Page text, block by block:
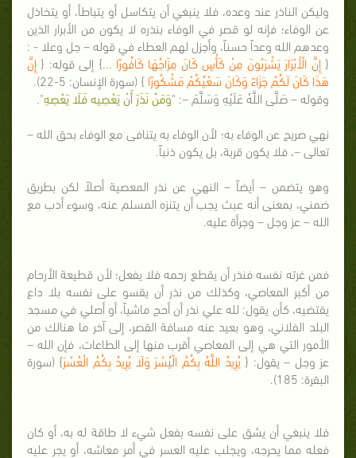
وليكن الناذر عند وعده، فلا ينبغي أن يتكاسل أو يتباطأ، أو يتخاذل
عن الوفاء؛ فإنه لو قصر في الوفاء بنذره لا يكون من الأبرار الذين
وعدهم الله وعداً حسناً، وأجزل لهم العطاء في قوله – جل وعلا - :
{إِنَّ الْأَبْرَارَ يَشْرَبُونَ مِنْ كَأْسٍ كَانَ مِزَاجُهَا كَافُورًا ...} إلى قوله: { إِنَّ
هَذَا كَانَ لَكُمْ جَزَاءً وَكَانَ سَعْيُكُمْ مَشْكُورًا } (سورة الإنسان: 5-22).
وقوله – صَلَّى اللَّهُ عَلَيْهِ وَسَلَّمَ –: "وَمَنْ نَذَرَ أَنْ يَعْصِيه فَلَا يَعْصِهِ".
نهي صريح عن الوفاء به؛ لأن الوفاء به يتنافى مع الوفاء بحق الله –
تعالى –، فلا يكون قربة، بل يكون ذنباً.
وهو يتضمن – أيضاً – النهي عن نذر المعصية أصلاً لكن بطريق
ضمني، بمعنى أنه عبث يجب أن يتنزه المسلم عنه، وسوء أدب مع
الله – عز وجل – وجرأة عليه.
فمن غرته نفسه فنذر أن يقطع رحمه فلا يفعل؛ لأن قطيعة الأرحام
من أكبر المعاصي، وكذلك من نذر أن يقسو على نفسه بلا داع
يقتضيه، كأن يقول: لله علي نذر أن أحج ماشياً، أو أصلي في مسجد
البلد الفلاني، وهو بعيد عنه مسافة القصر، إلى آخر ما هنالك من
الأمور التي هي إلى المعاصي أقرب منها إلى الطاعات، فإن الله –
عز وجل – يقول: {يُرِيدُ اللَّهُ بِكُمُ الْيُسْرَ وَلَا يُرِيدُ بِكُمُ الْعُسْرَ} (سورة
البقرة: 185).
فلا ينبغي أن يشق على نفسه بفعل شيء لا طاقة له به، أو كان
فعله مما يحرجه، ويجلب عليه العسر في أمر معاشه، أو يجر عليه